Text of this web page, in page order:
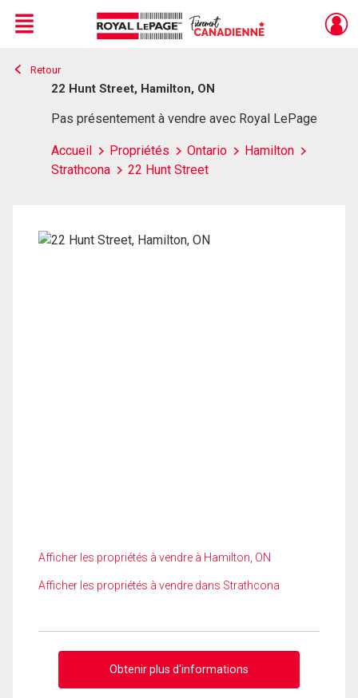
Live
En Direct
Menu
Retour
22 Hunt Street, Hamilton, ON
Pas présentement à vendre avec Royal LePage
Accueil Propriétés Ontario
Hamilton
Strathcona
22 Hunt Street
Afficher les propriétés à vendre à Hamilton, ON
Afficher les propriétés à vendre dans Strathcona
Obtenir plus d'informations